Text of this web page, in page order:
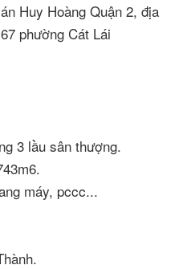
Huy Hoàng Quận 2, địa
phường Cát Lái
3 lầu sân thượng.
máy, pccc...